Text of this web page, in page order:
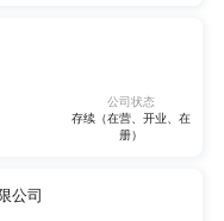
公司状态
存续（在营、开业、在
册）
公司